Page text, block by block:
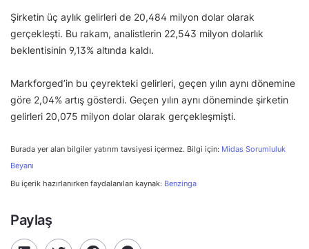
Şirketin üç aylık gelirleri de 20,484 milyon dolar olarak
gerçekleşti. Bu rakam, analistlerin 22,543 milyon dolarlık
beklentisinin 9,13% altında kaldı.
Markforged’in bu çeyrekteki gelirleri, geçen yılın aynı dönemine
göre 2,04% artış gösterdi. Geçen yılın aynı döneminde şirketin
gelirleri 20,075 milyon dolar olarak gerçekleşmişti.
Burada yer alan bilgiler yatırım tavsiyesi içermez. Bilgi için: Midas Sorumluluk
Beyanı
Bu içerik hazırlanırken faydalanılan kaynak: Benzinga
Paylaş